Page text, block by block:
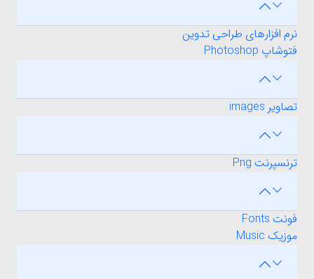
نرم افزارهای طراحی تدوین
فتوشاپ Photoshop
تصاویر images
ترنسپرنت Png
فونت Fonts
موزیک Music